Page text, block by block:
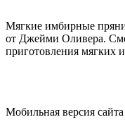
Мягкие имбирные
от Джейми Оливера.
приготовления мягких
Мобильная версия сайта